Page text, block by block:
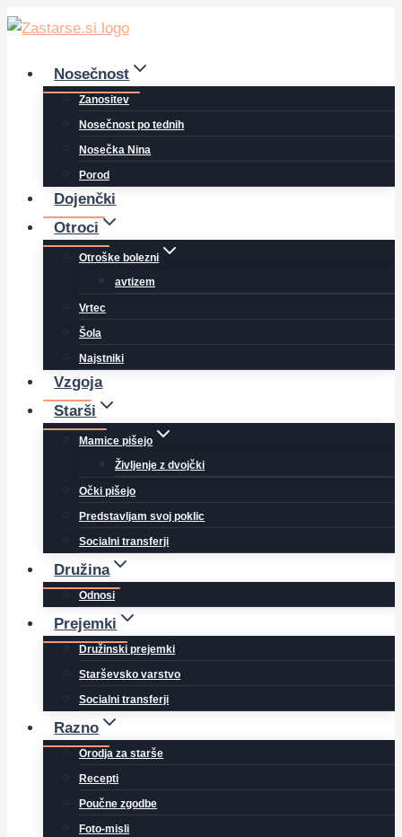
Skip
contentNosečnost
Zanositev
Nosečnost po tednih
Nosečka Nina
Porod
Dojenčki
Otroci
Otroške bolezni
avtizem
Vrtec
Šola
Najstniki
Vzgoja
Starši
Mamice pišejo
Življenje z dvojčki
Očki pišejo
Predstavljam svoj poklic
Socialni transferji
Družina
Odnosi
Prejemki
Družinski prejemki
Starševsko varstvo
Socialni transferji
Razno
Orodja za starše
Recepti
Poučne zgodbe
Foto-misli